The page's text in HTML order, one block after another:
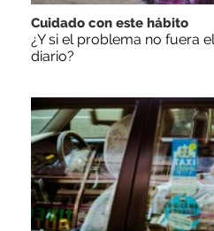
Cuidado con este hábito
¿Y si el problema no fuera
diario?